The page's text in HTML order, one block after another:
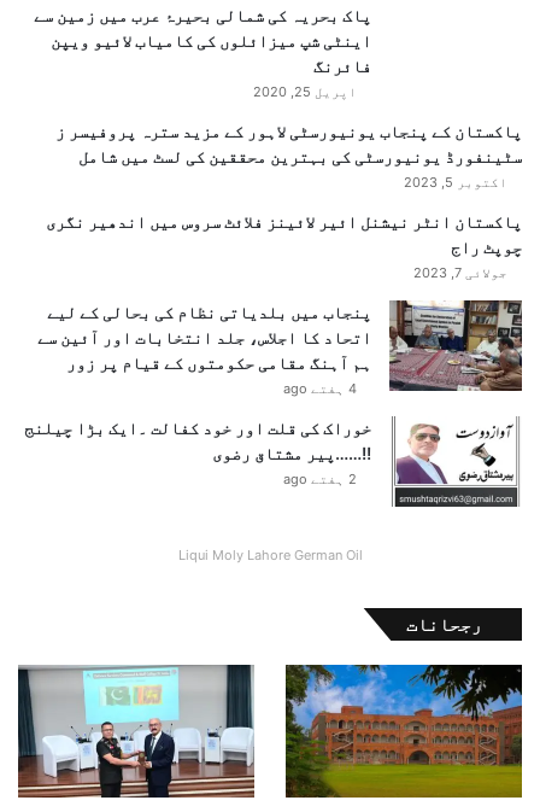
پاک بحریہ کی شمالی بحیرۂ عرب میں زمین سے
اینٹی شپ میزائلوں کی کامیاب لائیو ویپن
فائرنگ
اپریل 25, 2020
پاکستان کے پنجاب یونیورسٹی لاہور کے مزید سترہ پروفیسر ز
سٹینفورڈ یونیورسٹی کی بہترین محققین کی لسٹ میں شامل
اکتوبر 5, 2023
پاکستان انٹر نیشنل ائیر لائینز فلائٹ سروس میں اندھیر نگری
چوپٹ راج
جولائی 7, 2023
پنجاب میں بلدیاتی نظام کی بحالی کے لیے
اتحاد کا اجلاس، جلد انتخابات اور آئین سے
ہم آہنگ مقامی حکومتوں کے قیام پر زور
4 ہفتے ago
خوراک کی قلت اور خود کفالت ۔ایک بڑا چیلنج
!!……پیر مشتاق رضوی
2 ہفتے ago
Liqui Moly Lahore German Oil
رجحانات